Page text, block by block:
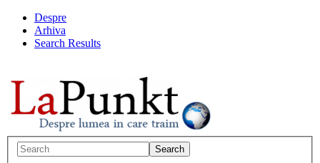
Despre
Arhiva
Search Results